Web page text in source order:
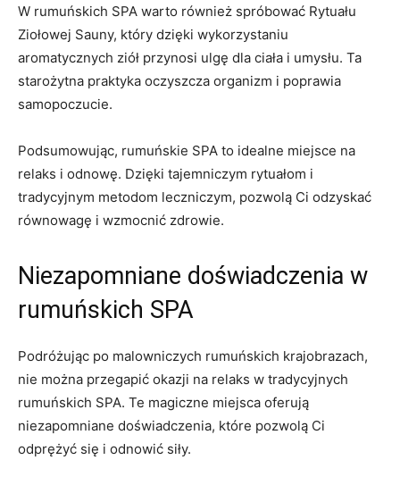
W rumuńskich SPA warto również spróbować Rytuału
⁤Ziołowej Sauny,‍ który ⁤dzięki‌ wykorzystaniu
aromatycznych ziół przynosi ulgę dla ciała i umysłu. Ta⁤
starożytna praktyka oczyszcza organizm i ⁣poprawia‍
samopoczucie.
Podsumowując, rumuńskie⁤ SPA ⁤to⁤ idealne miejsce na
relaks ⁢i⁤ odnowę. Dzięki ⁤tajemniczym ‌rytuałom i
⁤tradycyjnym metodom leczniczym, pozwolą Ci⁤ odzyskać
równowagę ​i ⁣wzmocnić ‍zdrowie.
Niezapomniane doświadczenia w⁤
rumuńskich SPA
Podróżując po ‍malowniczych rumuńskich krajobrazach,
nie‌ można przegapić okazji na relaks w tradycyjnych
rumuńskich ⁢SPA. Te magiczne ⁢miejsca oferują
‍niezapomniane doświadczenia, które pozwolą⁣ Ci
odprężyć‍ się i ​odnowić siły.